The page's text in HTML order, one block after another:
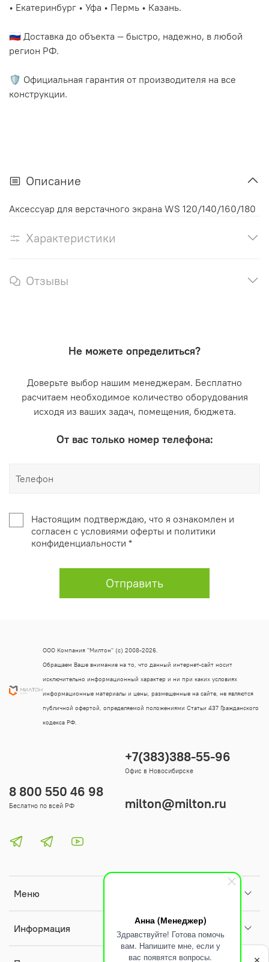
Анна (Менеджер)
Здравствуйте! Готова помочь
вам. Напишите мне, если у
вас появятся вопросы.
• Екатеринбург • Уфа • Пермь • Казань.
🇷🇺 Доставка до объекта — быстро, надежно, в любой
регион РФ.
🛡️ Официальная гарантия от производителя на все
конструкции.
Описание
Аксессуар для верстачного экрана WS 120/140/160/180
Характеристики
Отзывы
Не можете определиться?
Доверьте выбор нашим менеджерам. Бесплатно
расчитаем необходимое количество оборудования
исходя из ваших задач, помещения, бюджета.
От вас только номер телефона:
Настоящим подтверждаю, что я ознакомлен и
согласен с условиями оферты и политики
конфиденциальности *
Отправить
Меню
Информация
8 800 550 46 98
Беслатно по всей РФ
+7(383)388-55-96
Офис в Новосибирске
milton@milton.ru
ООО Компания "Милтон" (с) 2008-2026.
Обращаем Ваше внимание на то, что данный интернет-сайт носит
исключительно информационный характер и ни при каких условиях
информационные материалы и цены, размещенные на сайте, не являются
публичной офертой, определяемой положениями Статьи 437 Гражданского
кодекса РФ.
Политика
обработки